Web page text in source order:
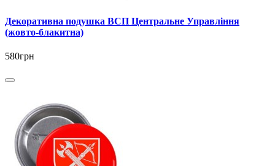
Декоративна подушка ВСП Центральне Управління
(жовто-блакитна)
580грн